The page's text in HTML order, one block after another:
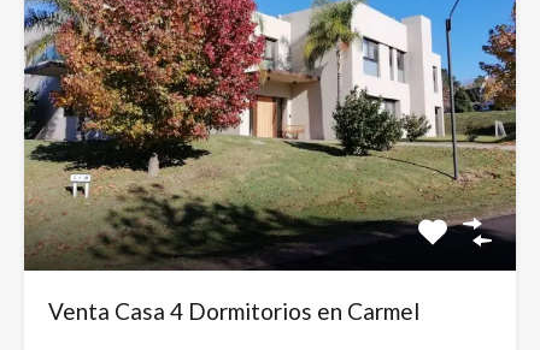
Venta Casa 4 Dormitorios en Carmel